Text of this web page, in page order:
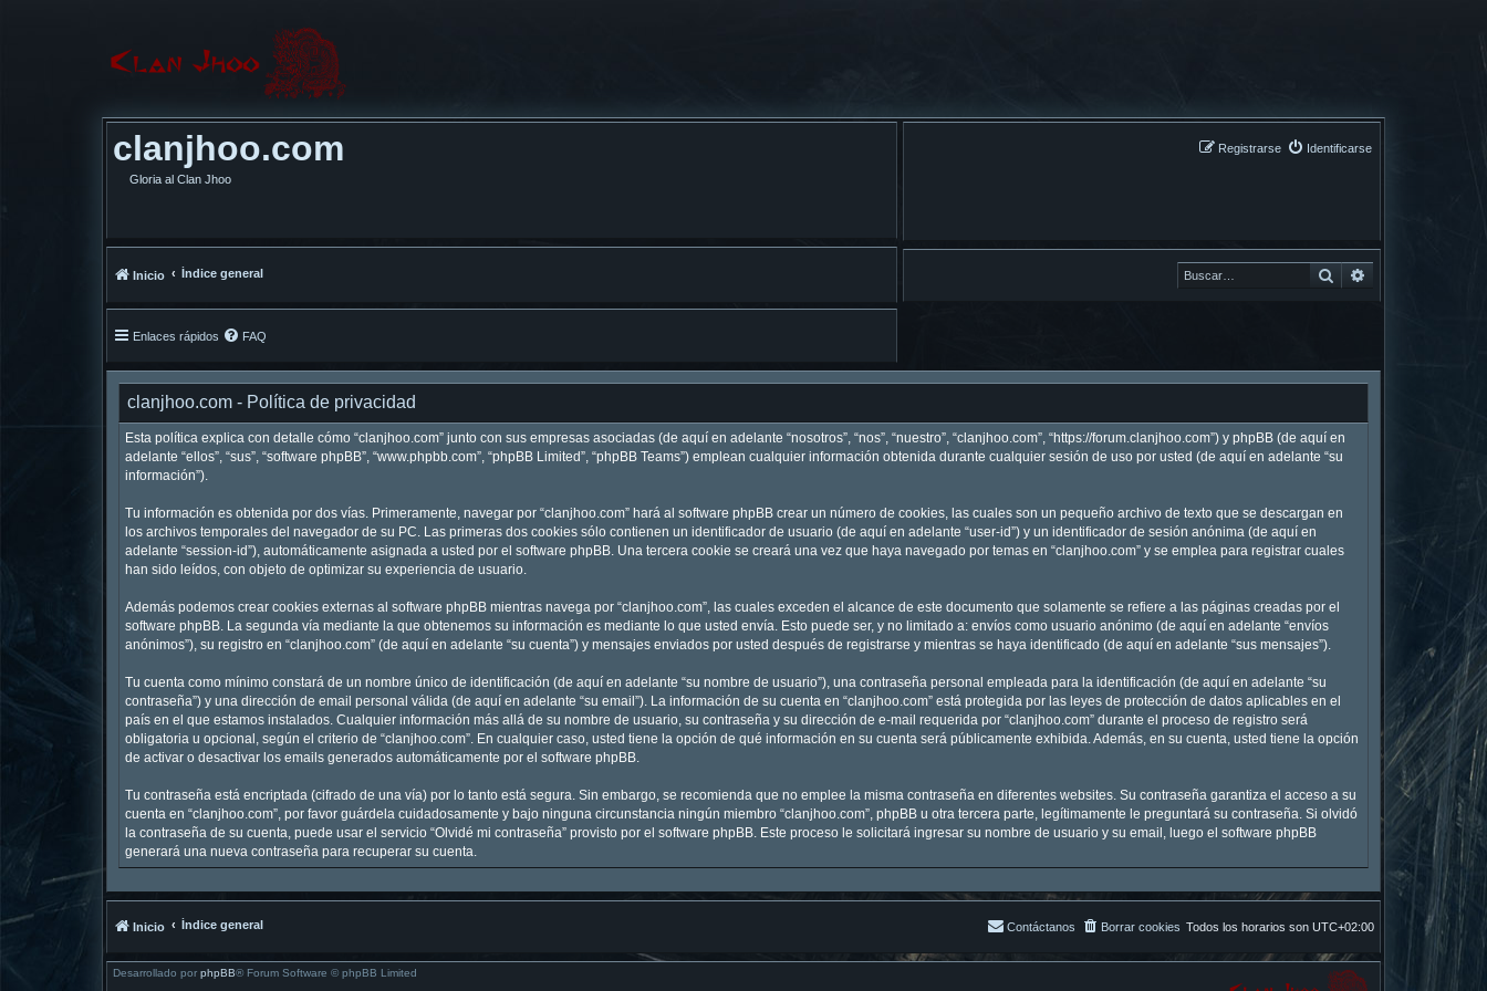
clanjhoo.com
Gloria al Clan Jhoo
Identificarse
Registrarse
Buscar
Inicio Índice general
Enlaces rápidos FAQ
clanjhoo.com - Política de privacidad
Esta política explica con detalle cómo “clanjhoo.com” junto con sus empresas asociadas (de aquí en adelante “nosotros”, “nos”, “nuestro”, “clanjhoo.com”, “https://forum.clanjhoo.com”) y phpBB (de aquí en
adelante “ellos”, “sus”, “software phpBB”, “www.phpbb.com”, “phpBB Limited”, “phpBB Teams”) emplean cualquier información obtenida durante cualquier sesión de uso por usted (de aquí en adelante “su
información”).
Tu información es obtenida por dos vías. Primeramente, navegar por “clanjhoo.com” hará al software phpBB crear un número de cookies, las cuales son un pequeño archivo de texto que se descargan en
los archivos temporales del navegador de su PC. Las primeras dos cookies sólo contienen un identificador de usuario (de aquí en adelante “user-id”) y un identificador de sesión anónima (de aquí en
adelante “session-id”), automáticamente asignada a usted por el software phpBB. Una tercera cookie se creará una vez que haya navegado por temas en “clanjhoo.com” y se emplea para registrar cuales
han sido leídos, con objeto de optimizar su experiencia de usuario.
Además podemos crear cookies externas al software phpBB mientras navega por “clanjhoo.com”, las cuales exceden el alcance de este documento que solamente se refiere a las páginas creadas por el
software phpBB. La segunda vía mediante la que obtenemos su información es mediante lo que usted envía. Esto puede ser, y no limitado a: envíos como usuario anónimo (de aquí en adelante “envíos
anónimos”), su registro en “clanjhoo.com” (de aquí en adelante “su cuenta”) y mensajes enviados por usted después de registrarse y mientras se haya identificado (de aquí en adelante “sus mensajes”).
Tu cuenta como mínimo constará de un nombre único de identificación (de aquí en adelante “su nombre de usuario”), una contraseña personal empleada para la identificación (de aquí en adelante “su
contraseña”) y una dirección de email personal válida (de aquí en adelante “su email”). La información de su cuenta en “clanjhoo.com” está protegida por las leyes de protección de datos aplicables en el
país en el que estamos instalados. Cualquier información más allá de su nombre de usuario, su contraseña y su dirección de e-mail requerida por “clanjhoo.com” durante el proceso de registro será
obligatoria u opcional, según el criterio de “clanjhoo.com”. En cualquier caso, usted tiene la opción de qué información en su cuenta será públicamente exhibida. Además, en su cuenta, usted tiene la opción
de activar o desactivar los emails generados automáticamente por el software phpBB.
Tu contraseña está encriptada (cifrado de una vía) por lo tanto está segura. Sin embargo, se recomienda que no emplee la misma contraseña en diferentes websites. Su contraseña garantiza el acceso a su
cuenta en “clanjhoo.com”, por favor guárdela cuidadosamente y bajo ninguna circunstancia ningún miembro “clanjhoo.com”, phpBB u otra tercera parte, legítimamente le preguntará su contraseña. Si olvidó
la contraseña de su cuenta, puede usar el servicio “Olvidé mi contraseña” provisto por el software phpBB. Este proceso le solicitará ingresar su nombre de usuario y su email, luego el software phpBB
generará una nueva contraseña para recuperar su cuenta.
Inicio Índice general Todos los horarios son UTC+02:00
Borrar cookies
Contáctanos
Desarrollado por phpBB® Forum Software © phpBB Limited